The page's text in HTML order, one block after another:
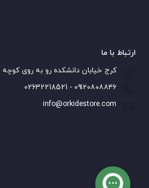
ارتباط با ما
کرج خیابان دانشکده رو به روی کوچه
۰۹۱۲۰۸۰۸۸۴۶ - 02632218521
info@orkidestore.com